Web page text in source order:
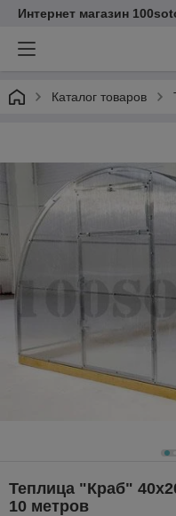
Интернет магазин
Каталог товаров
Теплица "Краб"
10 метров